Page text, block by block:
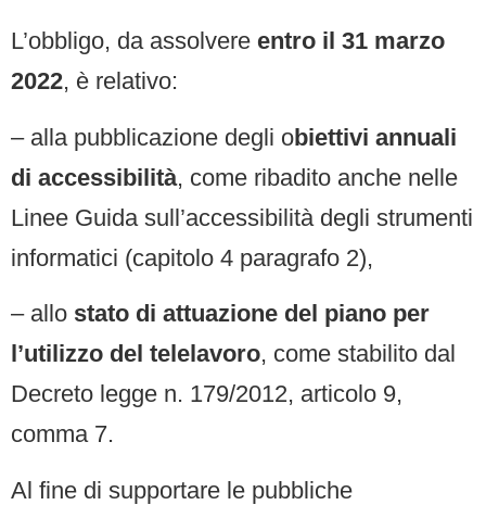
L’obbligo, da assolvere entro il 31 marzo
2022, è relativo:
– alla pubblicazione degli obiettivi annuali
di accessibilità, come ribadito anche nelle
Linee Guida sull’accessibilità degli strumenti
informatici (capitolo 4 paragrafo 2),
– allo stato di attuazione del piano per
l’utilizzo del telelavoro, come stabilito dal
Decreto legge n. 179/2012, articolo 9,
comma 7.
Al fine di supportare le pubbliche